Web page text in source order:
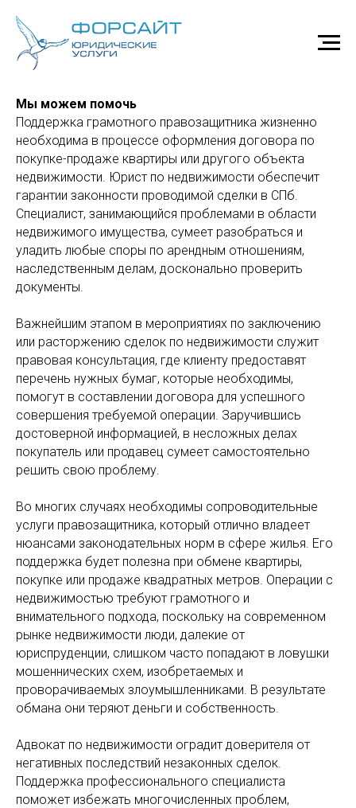
Юрист по недвижимости
Мы можем помочь
Поддержка грамотного правозащитника жизненно
необходима в процессе оформления договора по
покупке-продаже квартиры или другого объекта
недвижимости. Юрист по недвижимости обеспечит
гарантии законности проводимой сделки в СПб.
Специалист, занимающийся проблемами в области
недвижимого имущества, сумеет разобраться и
уладить любые споры по арендным отношениям,
наследственным делам, досконально проверить
документы.
Важнейшим этапом в мероприятиях по заключению
или расторжению сделок по недвижимости служит
правовая консультация, где клиенту предоставят
перечень нужных бумаг, которые необходимы,
помогут в составлении договора для успешного
совершения требуемой операции. Заручившись
достоверной информацией, в несложных делах
покупатель или продавец сумеет самостоятельно
решить свою проблему.
Во многих случаях необходимы сопроводительные
услуги правозащитника, который отлично владеет
нюансами законодательных норм в сфере жилья. Его
поддержка будет полезна при обмене квартиры,
покупке или продаже квадратных метров. Операции с
недвижимостью требуют грамотного и
внимательного подхода, поскольку на современном
рынке недвижимости люди, далекие от
юриспруденции, слишком часто попадают в ловушки
мошеннических схем, изобретаемых и
проворачиваемых злоумышленниками. В результате
обмана они теряют деньги и собственность.
Адвокат по недвижимости оградит доверителя от
негативных последствий незаконных сделок.
Поддержка профессионального специалиста
поможет избежать многочисленных проблем,